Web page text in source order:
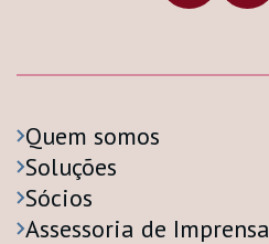
Quem somos
Soluções
Sócios
Assessoria de Imprensa